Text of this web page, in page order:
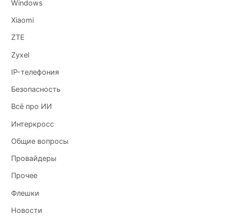
Windows
Xiaomi
ZTE
Zyxel
IP-телефония
Безопасность
Всё про ИИ
Интеркросс
Общие вопросы
Провайдеры
Прочее
Флешки
Новости